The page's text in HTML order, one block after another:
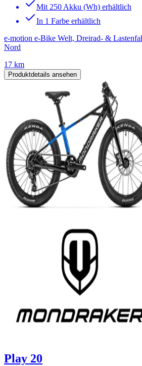
Mit 250 Akku (Wh) erhältlich
In 1 Farbe erhältlich
e-motion e-Bike Welt, Dreirad- &
Nord
17 km
Produktdetails ansehen
Play 20